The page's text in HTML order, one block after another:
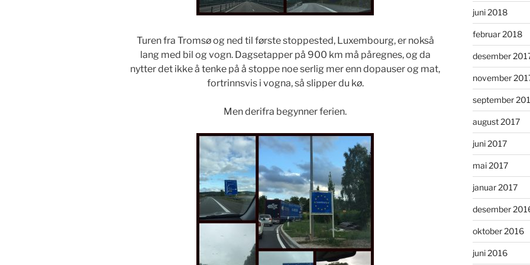
Turen fra Tromsø og ned til første stoppested, Luxembourg, er nokså
lang med bil og vogn. Dagsetapper på 900 km må påregnes, og da
nytter det ikke å tenke på å stoppe noe serlig mer enn dopauser og mat,
fortrinnsvis i vogna, så slipper du kø.
Men derifra begynner ferien.
juni 2018
februar 2018
desember
november
september
august 2017
juni 2017
mai 2017
januar 2017
desember
oktober 2016
juni 2016